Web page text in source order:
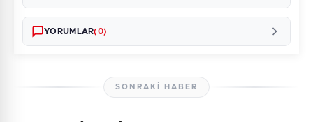
YORUMLAR(0)
SONRAKI HABER